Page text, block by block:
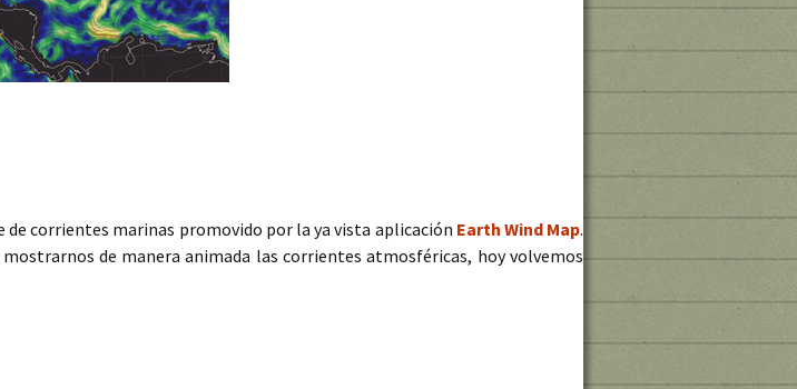
de corrientes marinas promovido por la ya vista aplicación Earth Wind Map.
de manera animada las corrientes atmosféricas, hoy volvemos